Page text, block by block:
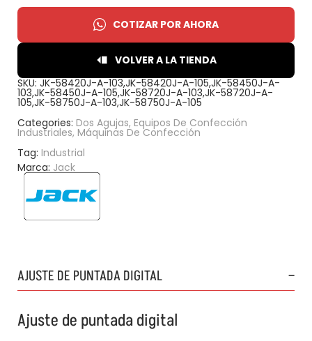
COTIZAR POR AHORA
VOLVER A LA TIENDA
SKU: JK-58420J-A-103,JK-58420J-A-105,JK-58450J-A-
103,JK-58450J-A-105,JK-58720J-A-103,JK-58720J-A-
105,JK-58750J-A-103,JK-58750J-A-105
Categories: Dos Agujas, Equipos De Confección
Industriales, Máquinas De Confección
Tag: Industrial
Marca: Jack
AJUSTE DE PUNTADA DIGITAL
Ajuste de puntada digital